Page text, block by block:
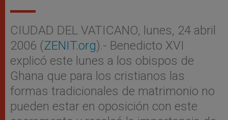
CIUDAD DEL VATICANO, lunes, 24 abril
2006 (ZENIT.org).- Benedicto XVI
explicó este lunes a los obispos de
Ghana que para los cristianos las
formas tradicionales de matrimonio no
pueden estar en oposición con este